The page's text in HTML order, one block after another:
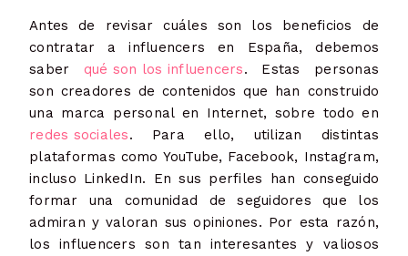
Antes de revisar cuáles son los beneficios de
contratar a influencers en España, debemos
saber qué son los influencers. Estas personas
son creadores de contenidos que han construido
una marca personal en Internet, sobre todo en
redes sociales. Para ello, utilizan distintas
plataformas como YouTube, Facebook, Instagram,
incluso LinkedIn. En sus perfiles han conseguido
formar una comunidad de seguidores que los
admiran y valoran sus opiniones. Por esta razón,
los influencers son tan interesantes y valiosos